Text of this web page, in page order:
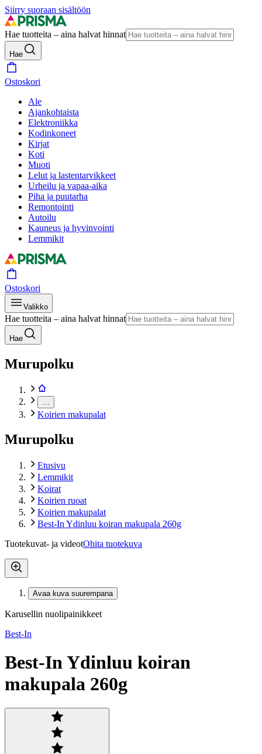
Siirry suoraan sisältöön
Hae tuotteita – aina halvat hinnat
Hae
Ostoskori
Ale
Ajankohtaista
Elektroniikka
Kodinkoneet
Kirjat
Koti
Muoti
Lelut ja lastentarvikkeet
Urheilu ja vapaa-aika
Piha ja puutarha
Remontointi
Autoilu
Kauneus ja hyvinvointi
Lemmikit
Ostoskori
Valikko
Hae tuotteita – aina halvat hinnat
Hae
Murupolku
Koirien makupalat
Murupolku
Etusivu
Lemmikit
Koirat
Koirien ruoat
Koirien makupalat
Best-In Ydinluu koiran makupala 260g
Tuotekuvat- ja videotOhita tuotekuva
Avaa kuva suurempana
Karusellin nuolipainikkeet
Best-In
Best-In Ydinluu koiran
makupala 260g